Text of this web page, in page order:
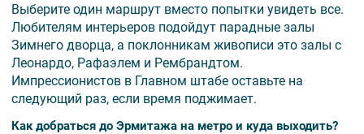
Выберите один маршрут вместо попытки увидеть все.
Любителям интерьеров подойдут парадные залы
Зимнего дворца, а поклонникам живописи это залы с
Леонардо, Рафаэлем и Рембрандтом.
Импрессионистов в Главном штабе оставьте на
следующий раз, если время поджимает.
Как добраться до Эрмитажа на метро и куда выходить?